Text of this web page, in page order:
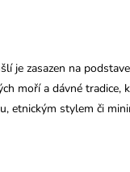
je zasazen na
moří a dávné
etnickým stylem či